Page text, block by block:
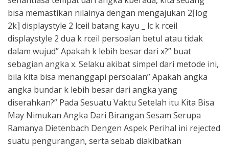
bisa memastikan nilainya dengan mengajukan 2⌈log
2⁡k⌉ displaystyle 2 lceil batang kayu _ lc k rceil
displaystyle 2 dua k rceil persoalan betul atau tidak
dalam wujud” Apakah k lebih besar dari x?” buat
sebagian angka x. Selaku akibat simpel dari metode ini,
bila kita bisa menanggapi persoalan” Apakah angka
angka bundar k lebih besar dari angka yang
diserahkan?” Pada Sesuatu Vaktu Setelah itu Kita Bisa
May Nimukan Angka Dari Birangan Sesam Serupa
Ramanya Dietenbach Dengen Aspek Perihal ini rejected
suatu pengurangan, serta sebab diakibatkan